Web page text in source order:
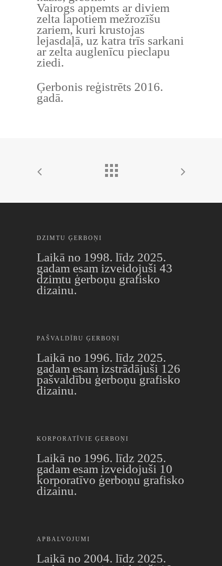
Vairogs apņemts ar diviem
zelta lapotiem mežrozīšu
zariem, kuri krustojas
lejasdaļā, uz katra trīs sarkani
ar zelta auglenīcu pieclapu
ziedi.
Ģerbonis reģistrēts 2016.
gadā.
DZIMTU ĢERBOŅI
Laikā no 1998. līdz 2025.
gadam esam izveidojuši 43
dzimtu ģerboņu grafisko
dizainu.
PAŠVALDĪBU ĢERBOŅI
Laikā no 1996. līdz 2025.
gadam esam izstrādājuši 126
pašvaldību ģerboņu grafisko
dizainu.
KORPORATĪVIE ĢERBOŅI
Laikā no 1996. līdz 2025.
gadam esam izveidojuši 10
korporatīvo ģerboņu grafisko
dizainu.
APBALVOJUMI
Laikā no 2004. līdz 2025.